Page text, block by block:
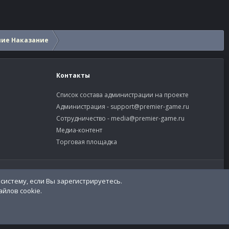
Наказание
Контакты
Список состава администрации на проекте
Администрация - support@premier-game.ru
Сотрудничество - media@premier-game.ru
Медиа-контент
Торговая площадка
и правила Политика конфиденциальности